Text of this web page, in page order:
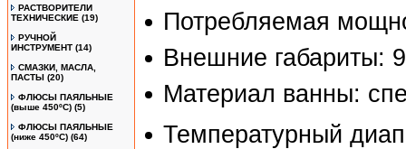
РАСТВОРИТЕЛИ
ТЕХНИЧЕСКИЕ (19)
РУЧНОЙ
ИНСТРУМЕНТ (14)
СМАЗКИ, МАСЛА,
ПАСТЫ (20)
ФЛЮСЫ ПАЯЛЬНЫЕ
(выше 450ºC) (5)
ФЛЮСЫ ПАЯЛЬНЫЕ
(ниже 450ºC) (64)
Потребляемая
Внешние габариты:
Материал ванны:
Температурный